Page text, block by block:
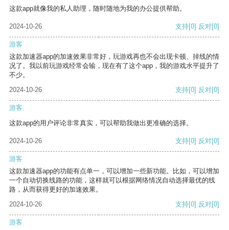
这款app就像我的私人助理，随时随地为我的办公提供帮助。
2024-10-26 支持[0] 反对[0]
游客
这款加速器app的加速效果非常好，玩游戏再也不会出现卡顿、掉线的情
况了。我以前玩游戏经常会输，现在有了这个app，我的游戏水平提升了
不少。
2024-10-26
支持[0] 反对[0]
游客
这款app的用户评论非常真实，可以帮助我做出更准确的选择。
2024-10-26 支持[0] 反对[0]
游客
这款加速器app的功能有点单一，可以增加一些新功能。比如，可以增加
一个自动切换线路的功能，这样就可以根据网络情况自动选择最优的线
路，从而获得更好的加速效果。
2024-10-26
支持[0] 反对[0]
游客